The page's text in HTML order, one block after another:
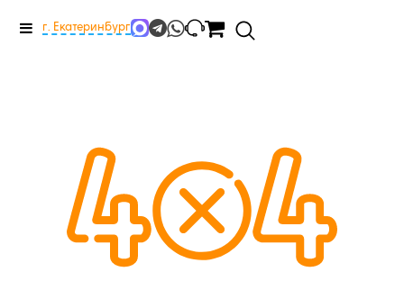
Меню
г. Екатеринбург